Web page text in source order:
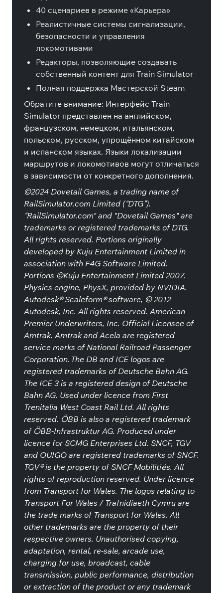
40 сценариев в режиме «Карьера»
Реалистичные системы сигнализации,
безопасности и управления
локомотивами
Редакторы, позволяющие создавать
собственный контент для Train Simulator
Полная поддержка Мастерской Steam
Обратите внимание: Интерфейс Train
Simulator представлен на английском,
французском, немецком, итальянском,
польском, русском, упрощённом китайском
и испанском языках. Языки локализации
маршрутов и локомотивов могут отличаться
в зависимости от конкретного дополнения.
©2024 Dovetail Games, a trading name of
RailSimulator.com Limited (“DTG”).
“RailSimulator.com" and "Dovetail Games" are
trademarks or registered trademarks of DTG.
All rights reserved. Portions originally
developed by Kuju Entertainment Limited in
association with F4G Software Limited.
Portions ©Kuju Entertainment Limited 2007.
Physics engine, PhysX, provided by NVIDIA.
Autodesk® Scaleform® software, © 2012
Autodesk, Inc. All rights reserved. American
Premier Underwriters, Inc. Official Licensee of
Amtrak. Amtrak and Acela are registered
service marks of National Railroad Passenger
Corporation. The DB and ICE logos are
registered trademarks of Deutsche Bahn AG.
The ICE 3 is a registered design of Deutsche
Bahn AG. Used under licence from First
Trenitalia West Coast Rail Ltd. All rights
reserved. ÖBB is also a registered trademark
of ÖBB-Infrastruktur AG. Produced under
licence for SCMG Enterprises Ltd. SNCF, TGV
and OUIGO are registered trademarks of SNCF.
TGV® is the property of SNCF Mobilitiés. All
rights of reproduction reserved. Under licence
from Transport for Wales. The logos relating to
Transport For Wales / Trafnidiaeth Cymru are
the trade marks of Transport for Wales. All
other trademarks are the property of their
respective owners. Unauthorised copying,
adaptation, rental, re-sale, arcade use,
charging for use, broadcast, cable
transmission, public performance, distribution
or extraction of the product or any trademark